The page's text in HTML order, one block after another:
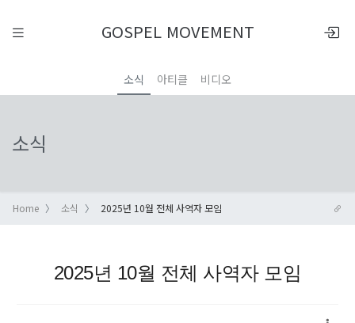
GOSPEL MOVEMENT
소식 아티클 비디오
소식
Home 소식 2025년 10월 전체 사역자 모임
2025년 10월 전체 사역자 모임